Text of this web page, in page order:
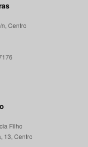
Centro
Filho
13, Centro